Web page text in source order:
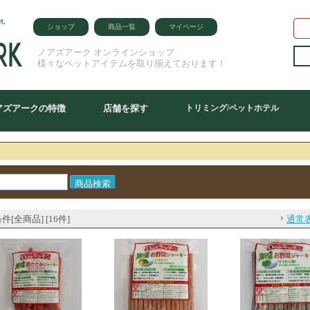
ショップ 商品一覧 マイページ
ノアズアーク オンラインショップ
様々なペットアイテムを取り揃えております！
ズアークの特徴 店舗を探す トリミング/ペットホテル
件[全商品] [16件] 通常